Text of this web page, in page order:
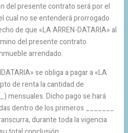
presente contrato será por el
cual no se entenderá prorrogado
de que «LA ARREN-DATARIA» al
del presente contrato
arrendado.
se obliga a pagar a «LA
de renta la cantidad de
mensuales. Dicho pago se hará
dentro de los primeros _______
durante toda la vigencia